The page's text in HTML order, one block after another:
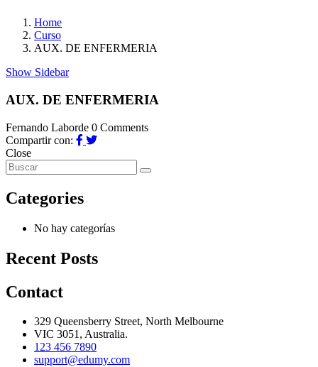
Home
Curso
AUX. DE ENFERMERIA
Show Sidebar
AUX. DE ENFERMERIA
Fernando Laborde 0 Comments
Compartir con:
Close
Categories
No hay categorías
Recent Posts
Contact
329 Queensberry Street, North Melbourne
VIC 3051, Australia.
123 456 7890
support@edumy.com